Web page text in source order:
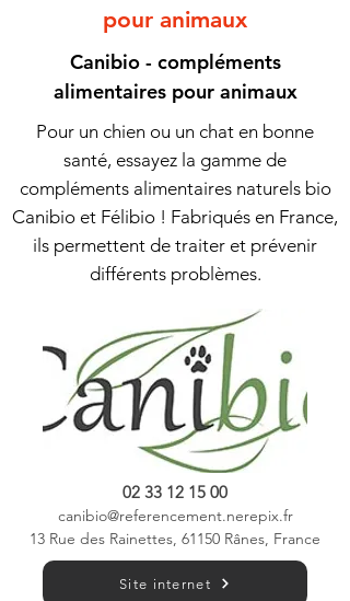
pour animaux
Canibio - compléments
alimentaires pour animaux
Pour un chien ou un chat en bonne
santé, essayez la gamme de
compléments alimentaires naturels bio
Canibio et Félibio ! Fabriqués en France,
ils permettent de traiter et prévenir
différents problèmes.
02 33 12 15 00
canibio@referencement.nerepix.fr
13 Rue des Rainettes, 61150 Rânes, France
Site internet